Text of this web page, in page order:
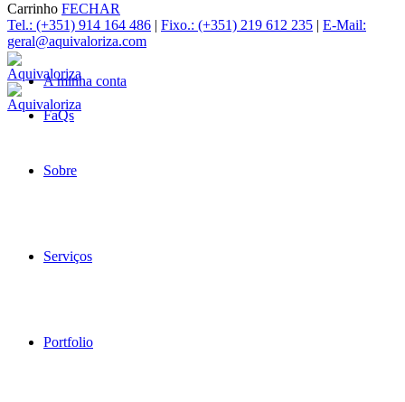
Carrinho FECHAR
Tel.: (+351) 914 164 486 | Fixo.: (+351) 219 612 235 | E-Mail:
geral@aquivaloriza.com
A minha conta
FaQs
Sobre
Serviços
Portfolio